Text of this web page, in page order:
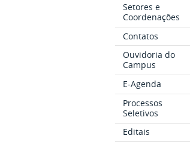
Setores e
Coordenações
Contatos
Ouvidoria do
Campus
E-Agenda
Processos
Seletivos
Editais